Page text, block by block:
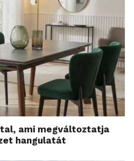
ami megváltoztatja
hangulatát